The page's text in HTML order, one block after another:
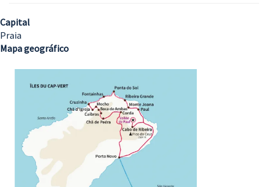
Capital
Praia
Mapa geográfico
Imagem